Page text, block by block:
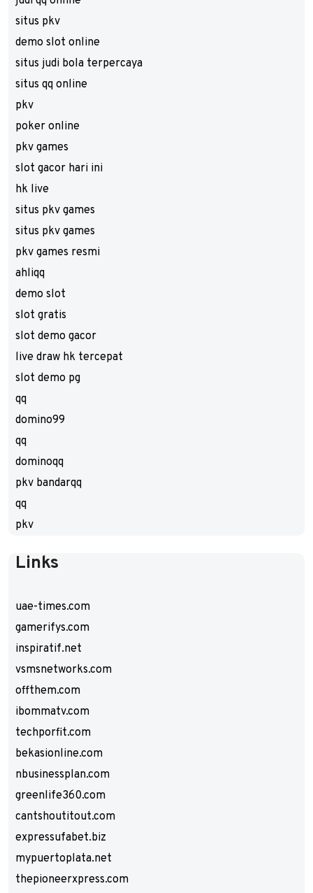
situs pkv
demo slot online
situs judi bola terpercaya
situs qq online
pkv
poker online
pkv games
slot gacor hari ini
hk live
situs pkv games
situs pkv games
pkv games resmi
ahliqq
demo slot
slot gratis
slot demo gacor
live draw hk tercepat
slot demo pg
qq
domino99
qq
dominoqq
pkv bandarqq
qq
pkv
Links
uae-times.com
gamerifys.com
inspiratif.net
vsmsnetworks.com
offthem.com
ibommatv.com
techporfit.com
bekasionline.com
nbusinessplan.com
greenlife360.com
cantshoutitout.com
expressufabet.biz
mypuertoplata.net
thepioneerxpress.com